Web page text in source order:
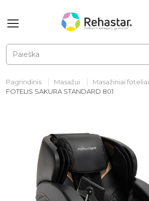
Pagrindinis Masažui Masažiniai foteliai
FOTELIS SAKURA STANDARD 801